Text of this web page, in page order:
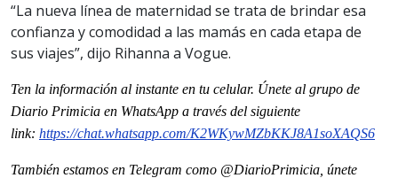
“La nueva línea de maternidad se trata de brindar esa
confianza y comodidad a las mamás en cada etapa de
sus viajes”, dijo Rihanna a Vogue.
Ten la información al instante en tu celular. Únete al grupo de
Diario Primicia en WhatsApp a través del siguiente
link: https://chat.whatsapp.com/K2WKywMZbKKJ8A1soXAQS6
También estamos en Telegram como @DiarioPrimicia, únete